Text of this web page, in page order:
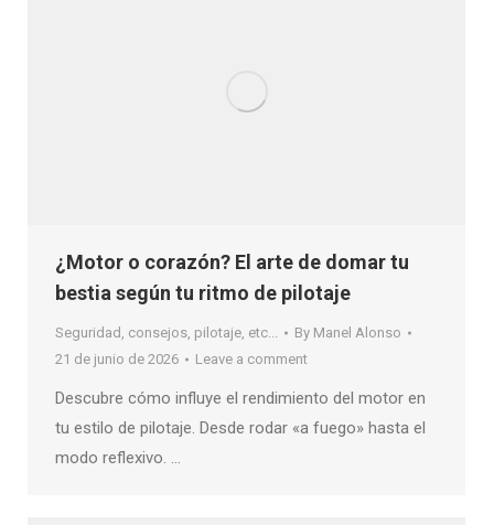
¿Motor o corazón? El arte de domar tu
bestia según tu ritmo de pilotaje
Seguridad, consejos, pilotaje, etc... By Manel Alonso
21 de junio de 2026
Leave a comment
Descubre cómo influye el rendimiento del motor en
tu estilo de pilotaje. Desde rodar «a fuego» hasta el
modo reflexivo. …